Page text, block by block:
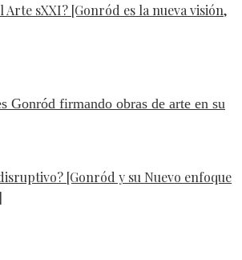
Arte sXXI? [Gonród es la nueva visión,
[Gonród y su Nuevo enfoque